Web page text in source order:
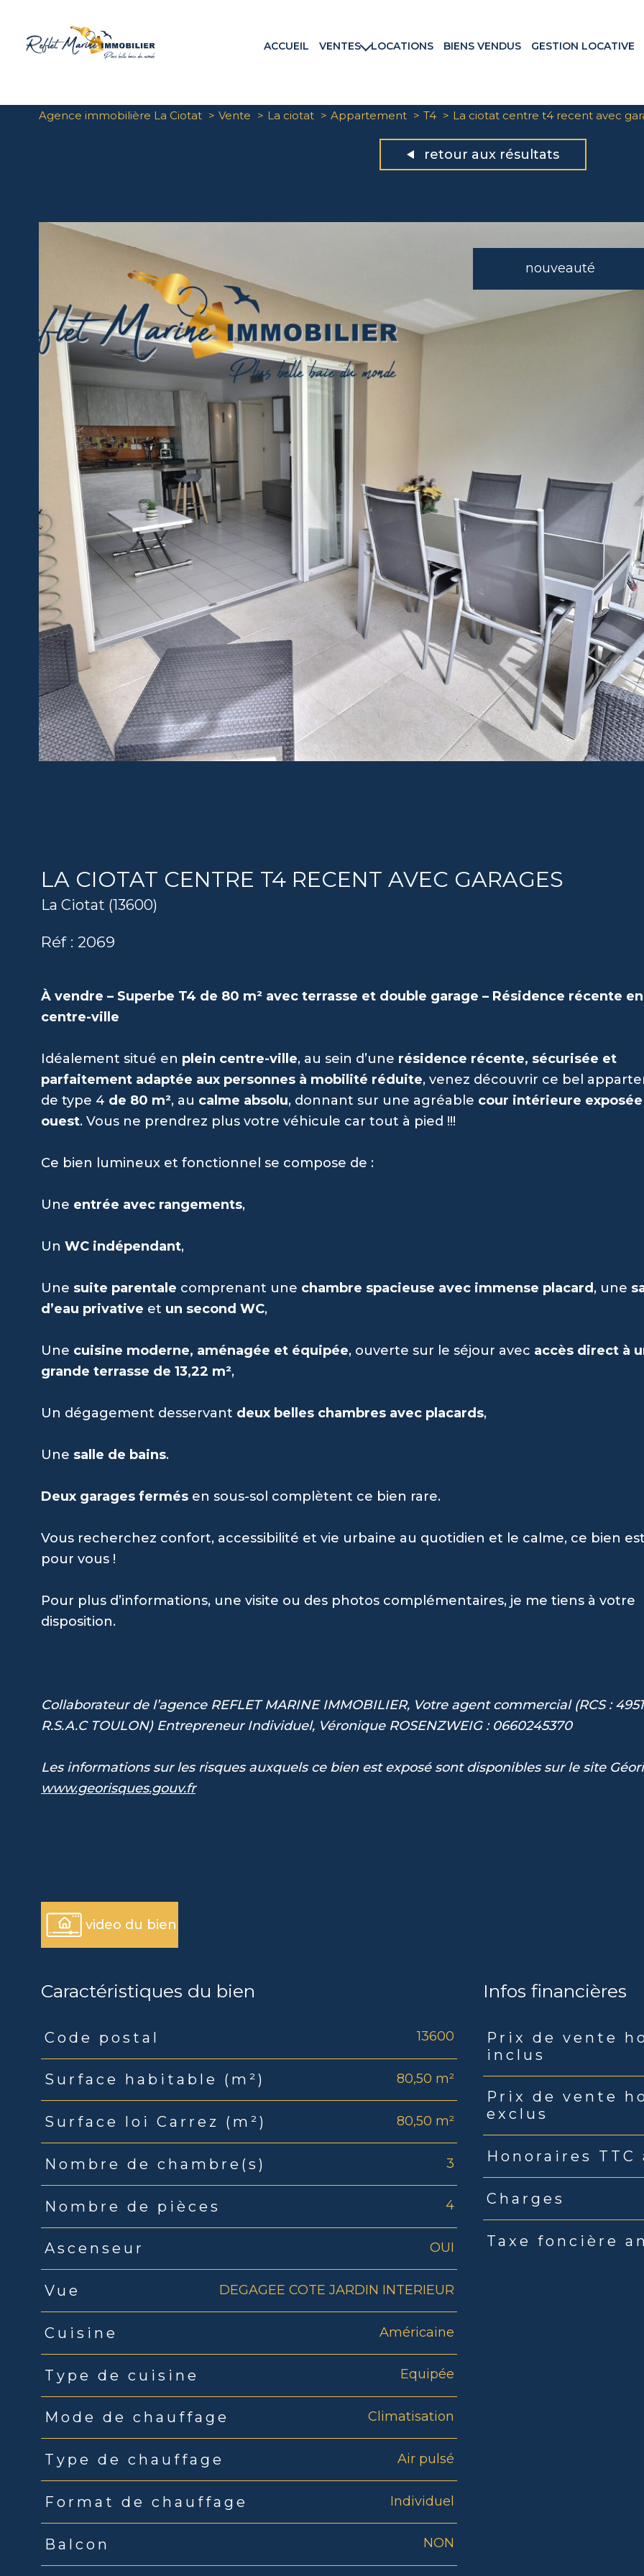
ACCUEIL VENTES
Terrains
LOCATIONS BIENS VENDUS GESTION LOCATIVE
Agence immobilière La Ciotat Vente La ciotat Appartement T4 La ciotat centre t4 recent avec
retour aux résultats
nouveauté
LA CIOTAT CENTRE T4 RECENT AVEC GARAGES
La Ciotat (13600)
Réf : 2069
À vendre – Superbe T4 de 80 m² avec terrasse et double garage – Résidence récente en
centre-ville
Idéalement situé en plein centre-ville, au sein d’une résidence récente, sécurisée et
parfaitement adaptée aux personnes à mobilité réduite, venez découvrir ce bel
de type 4 de 80 m², au calme absolu, donnant sur une agréable cour intérieure
ouest. Vous ne prendrez plus votre véhicule car tout à pied !!!
Ce bien lumineux et fonctionnel se compose de :
Une entrée avec rangements,
Un WC indépendant,
Une suite parentale comprenant une chambre spacieuse avec immense placard, une
d’eau privative et un second WC,
Une cuisine moderne, aménagée et équipée, ouverte sur le séjour avec accès direct à
grande terrasse de 13,22 m²,
Un dégagement desservant deux belles chambres avec placards,
Une salle de bains.
Deux garages fermés en sous-sol complètent ce bien rare.
Vous recherchez confort, accessibilité et vie urbaine au quotidien et le calme, ce bien
pour vous !
Pour plus d’informations, une visite ou des photos complémentaires, je me tiens à votre
disposition.
Collaborateur de l’agence REFLET MARINE IMMOBILIER, Votre agent commercial (RCS :
R.S.A.C TOULON) Entrepreneur Individuel, Véronique ROSENZWEIG : 0660245370
Les informations sur les risques auxquels ce bien est exposé sont disponibles sur le site
www.georisques.gouv.fr
video du bien
Caractéristiques du bien
Caractéristiques
Code postal 13600
Surface habitable (m²) 80,50 m²
Surface loi Carrez (m²) 80,50 m²
Nombre de chambre(s) 3
Nombre de pièces 4
Ascenseur OUI
Vue DEGAGEE COTE JARDIN INTERIEUR
Cuisine Américaine
Type de cuisine Equipée
Mode de chauffage Climatisation
Type de chauffage Air pulsé
Format de chauffage Individuel
Balcon NON
Infos financières
Caractéristiques
Prix de vente
inclus
Prix de vente
exclus
Honoraires
Charges
Taxe foncière